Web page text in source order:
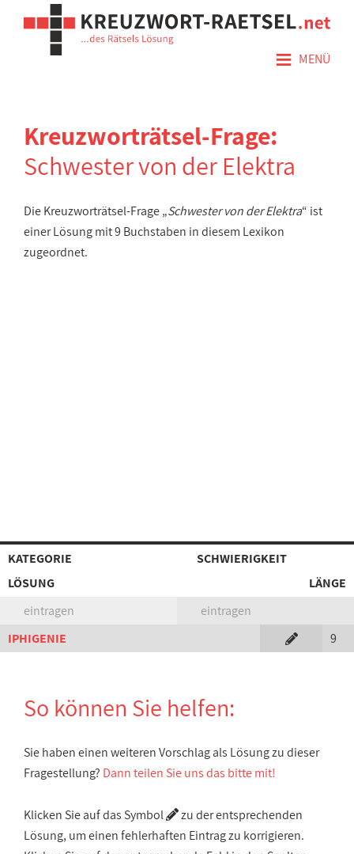
≡ MENÜ
Kreuzworträtsel-Frage:
Schwester von der Elektra
Die Kreuzworträtsel-Frage „Schwester von der Elektra“ ist
einer Lösung mit 9 Buchstaben in diesem Lexikon
zugeordnet.
KATEGORIE
SCHWIERIGKEIT
LÖSUNG
LÄNGE
eintragen
eintragen
IPHIGENIE
9
So können Sie helfen:
Sie haben einen weiteren Vorschlag als Lösung zu dieser
Fragestellung? Dann teilen Sie uns das bitte mit!
Klicken Sie auf das Symbol
zu der entsprechenden
Lösung, um einen fehlerhaften Eintrag zu korrigieren.